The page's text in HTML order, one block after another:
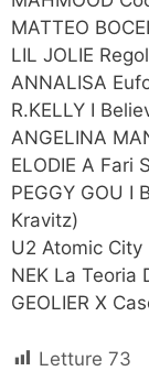
MATTEO
LIL JOLIE
ANNALISA
R.KELLY I
ANGELINA
ELODIE A Fari
PEGGY GOU I
Kravitz)
U2 Atomic City
NEK La Teoria
GEOLIER X
Letture 73